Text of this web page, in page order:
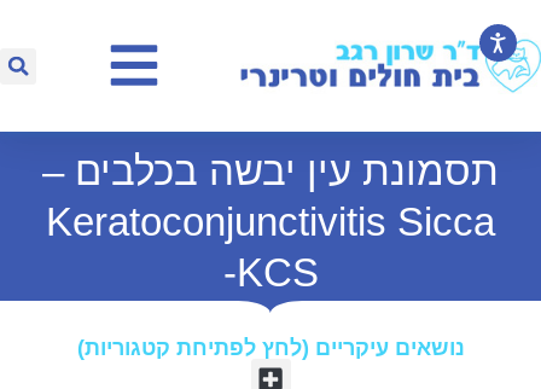
תסמונת עין יבשה בכלבים –
Keratoconjunctivitis Sicca
-KCS
נושאים עיקריים (לחץ לפתיחת קטגוריות)​